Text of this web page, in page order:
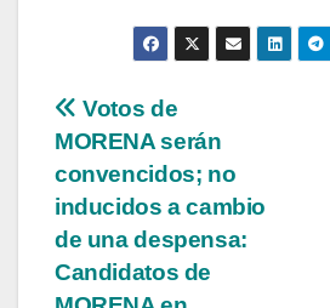
Navegación
de
entradas
Votos de
MORENA serán
convencidos; no
inducidos a cambio
de una despensa:
Candidatos de